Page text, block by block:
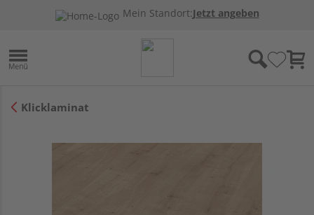
Mein Standort:Jetzt angeben
Klicklaminat